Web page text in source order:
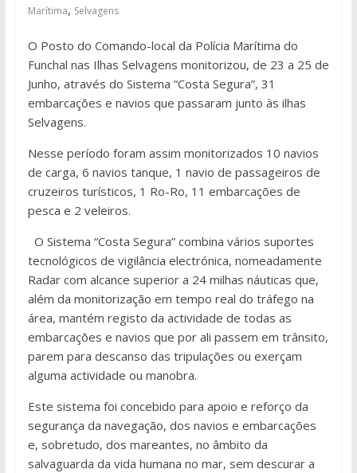
Marítima, Selvagens
O Posto do Comando-local da Polícia Marítima do
Funchal nas Ilhas Selvagens monitorizou, de 23 a 25 de
Junho, através do Sistema “Costa Segura”, 31
embarcações e navios que passaram junto às ilhas
Selvagens.
​​Nesse período foram assim monitorizados 10 navios
de carga, 6 navios tanque, 1 navio de passageiros de
cruzeiros turísticos, 1 Ro-Ro, 11 embarcações de
pesca e 2 veleiros.
O Sistema “Costa Segura” combina vários suportes
tecnológicos de vigilância electrónica, nomeadamente
Radar com alcance superior a 24 milhas náuticas que,
além da monitorização em tempo real do tráfego na
área, mantém registo da actividade de todas as
embarcações e navios que por ali passem em trânsito,
parem para descanso das tripulações ou exerçam
alguma actividade ou manobra.
Este sistema foi concebido para apoio e reforço da
segurança da navegação, dos navios e embarcações
e, sobretudo, dos mareantes, no âmbito da
salvaguarda da vida humana no mar, sem descurar a